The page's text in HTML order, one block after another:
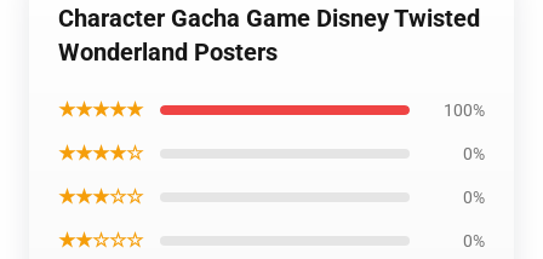
Character Gacha Game Disney Twisted
Wonderland Posters
★★★★★ 100%
★★★★☆ 0%
★★★☆☆ 0%
★★☆☆☆ 0%